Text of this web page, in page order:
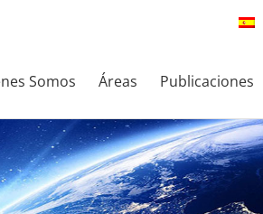
Somos Áreas Publicaciones